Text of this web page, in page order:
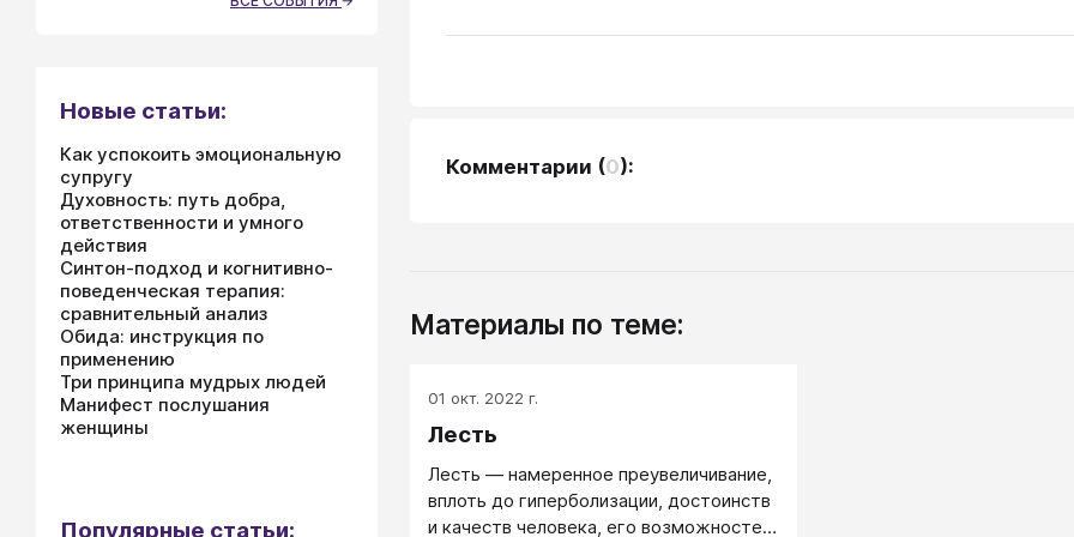
Комментарии (0):
Материалы по теме:
01 окт. 2022 г.
Лесть
Лесть — намеренное преувеличивание,
вплоть до гиперболизации, достоинств
и качеств человека, его возможностей
Новые статьи:
Как успокоить эмоциональную
супругу
Духовность: путь добра,
ответственности и умного
действия
Синтон-подход и когнитивно-
поведенческая терапия:
сравнительный анализ
Обида: инструкция по
применению
Три принципа мудрых людей
Манифест послушания
женщины
Популярные статьи: